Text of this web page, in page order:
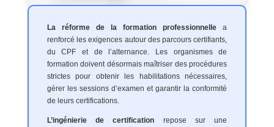
La réforme de la formation professionnelle a
renforcé les exigences autour des parcours certifiants,
du CPF et de l’alternance. Les organismes de
formation doivent désormais maîtriser des procédures
strictes pour obtenir les habilitations nécessaires,
gérer les sessions d’examen et garantir la conformité
de leurs certifications.
L’ingénierie de certification repose sur une